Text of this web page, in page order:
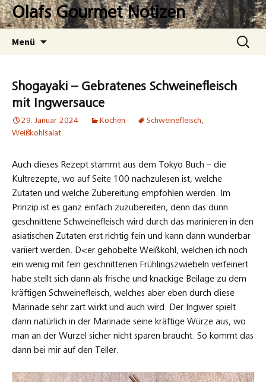
Zum
InhaltOlafs Gourmet Notizen
Menü
Suchen
nach:
Shogayaki – Gebratenes Schweinefleisch
mit Ingwersauce
29. Januar 2024 Kochen Schweinefleisch,
Weißkohlsalat
Auch dieses Rezept stammt aus dem Tokyo Buch – die
Kultrezepte, wo auf Seite 100 nachzulesen ist, welche
Zutaten und welche Zubereitung empfohlen werden. Im
Prinzip ist es ganz einfach zuzubereiten, denn das dünn
geschnittene Schweinefleisch wird durch das marinieren in den
asiatischen Zutaten erst richtig fein und kann dann wunderbar
variiert werden. D<er gehobelte Weißkohl, welchen ich noch
ein wenig mit fein geschnittenen Frühlingszwiebeln verfeinert
habe stellt sich dann als frische und knackige Beilage zu dem
kräftigen Schweinefleisch, welches aber eben durch diese
Marinade sehr zart wirkt und auch wird. Der Ingwer spielt
dann natürlich in der Marinade seine kräftige Würze aus, wo
man an der Wurzel sicher nicht sparen braucht. So kommt das
dann bei mir auf den Teller.